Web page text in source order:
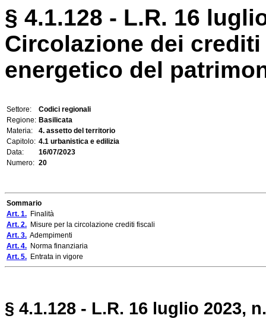
§ 4.1.128 - L.R. 16
Circolazione dei
energetico del
Settore:
Codici regionali
Regione: Basilicata
Materia:
4. assetto del territorio
Capitolo: 4.1 urbanistica e edilizia
Data:
16/07/2023
Numero: 20
Sommario
Art. 1. Finalità
Art. 2. Misure per la circolazione crediti fiscali
Art. 3. Adempimenti
Art. 4. Norma finanziaria
Art. 5. Entrata in vigore
§ 4.1.128 - L.R. 16 luglio 2023,